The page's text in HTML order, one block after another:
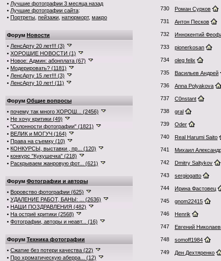
• Лучшие фотографии 3 месяца назад
• Лучшие фотографии сайта:
• Портреты пейзажи натюрморт, макро
Форум Новости
• ЛенсАрту 20 лет!!! (3)
• ХОРОШИЕ НОВОСТИ (1)
• Новое: Админ: абонплата (67)
• Модерировать? (1181)
• ЛенсАрту 15 лет!!! (3)
• ЛенсАрту 10 лет! (11)
Форум Общие вопросы
• почему так много ХОРОШ... (2456)
• Не хочу критики (49)
• "Склонности фотографии" (1821)
• ВЕЛИК и МОГУЧ (164)
• Права на съемку (10)
• КОНКУРСЫ, выставки , пр... (120)
• конкурс "Кукушечка" (218)
• Раскрываем жанровую фот... (621)
Форум Фотографии и авторы
• Воровство фотографии (625)
• УДАЛЕНИЕ РАБОТ, БАНЫ: ... (2636)
• НАШИ ПОЗДРАВЛЕНИЯ (482)
• На остриё критики (2568)
• Фотографии, авторы и неавт... (16)
Форум Техника фотографии
• Сжатие без потери качества (22)
• Про хроматическую аберра... (12)
730 Роман Сурков
731 Антон Песков
732 Иннокентий
733 pionerkosan
734 oleg felix
735 Васильев Андрей
736 Anna Polyakova
737 C0nstant
738 gral
739 Oder
740 Real Harumi Saito
741 Михаил
742 Dmitry Saltykov
743 sergiogatto
744 Ирина Фастовец
745 gnom22415
746 Henrik
747 Евгений
748 somoff1984
749 Ден Дехтяренко